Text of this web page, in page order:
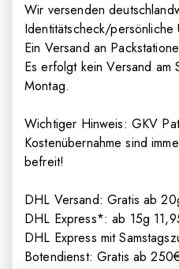
Wir versenden
Identitätscheck/
Ein Versand an
Es erfolgt kein Versand am
Montag.
Wichtiger Hinweis: GKV
Kostenübernahme sind
befreit!
DHL Versand: Gratis ab
DHL Express*: ab 15g
DHL Express mit
Botendienst: Gratis ab